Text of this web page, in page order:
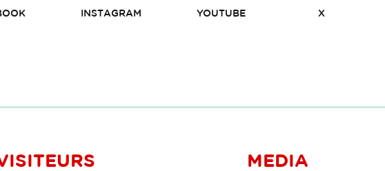
INSTAGRAM YOUTUBE X
MEDIA